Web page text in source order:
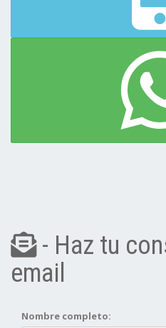
- Haz tu
email
Nombre completo: